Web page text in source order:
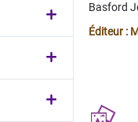
Basford
Éditeur :